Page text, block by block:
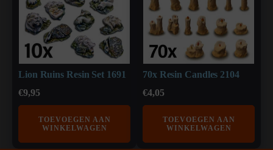
Lion Ruins Resin Set 1691
€9,95
TOEVOEGEN AAN
WINKELWAGEN
70x Resin Candles 2104
€4,05
TOEVOEGEN AAN
WINKELWAGEN